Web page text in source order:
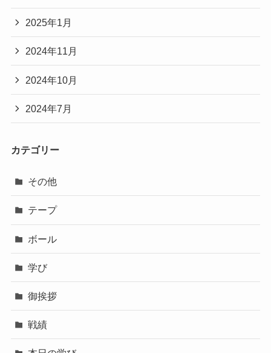
2025年1月
2024年11月
2024年10月
2024年7月
カテゴリー
その他
テープ
ボール
学び
御挨拶
戦績